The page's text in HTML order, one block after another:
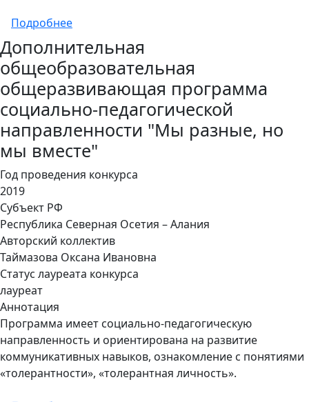
Подробнеео "Психология и Я"
Дополнительная
общеобразовательная
общеразвивающая программа
социально-педагогической
направленности "Мы разные, но
мы вместе"
Год проведения конкурса
2019
Субъект РФ
Республика Северная Осетия – Алания
Авторский коллектив
Таймазова Оксана Ивановна
Статус лауреата конкурса
лауреат
Аннотация
Программа имеет социально-педагогическую
направленность и ориентирована на развитие
коммуникативных навыков, ознакомление с понятиями
«толерантности», «толерантная личность».